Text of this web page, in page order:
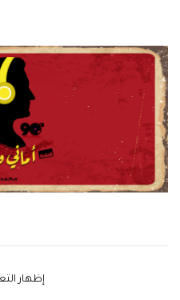
‫إظهار